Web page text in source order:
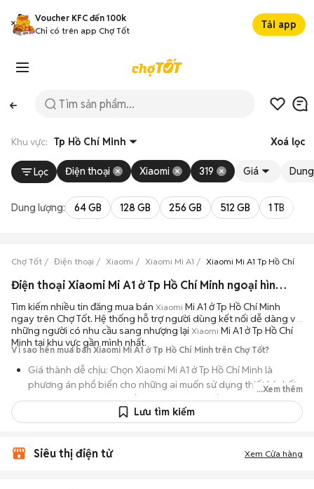
Voucher KFC đến 100k
Chỉ có trên app Chợ Tốt
Tải app
Khu vực: Tp Hồ Chí Minh Xoá lọc
Lọc Điện thoại Xiaomi 319 Giá
Dung lượng: 64 GB 128 GB 256 GB 512 GB 1 TB
Chợ Tốt Điện thoại Xiaomi Xiaomi Mi A1 Xiaomi Mi A1 Tp Hồ Chí
Điện thoại Xiaomi Mi A1 ở Tp Hồ Chí Minh ngoại hình đẹp
Tìm kiếm nhiều tin đăng mua bán Xiaomi Mi A1 ở Tp Hồ Chí Minh
ngay trên Chợ Tốt. Hệ thống hỗ trợ người dùng kết nối dễ dàng với
những người có nhu cầu sang nhượng lại Xiaomi Mi A1 ở Tp Hồ Chí
Minh tại khu vực gần mình nhất.
Vì sao nên mua bán Xiaomi Mi A1 ở Tp Hồ Chí Minh trên Chợ Tốt?
Giá thành dễ chịu: Chọn Xiaomi Mi A1 ở Tp Hồ Chí Minh là
phương án phổ biến cho những ai muốn sử dụng thiết bị chất
lượng nhưng không muốn chi trả mức giá đắt đỏ của máy mới.
Đa dạng người bán: Bạn có thể tìm Xiaomi Mi A1 ở Tp Hồ Chí
đủ các phiên bản dung lượng và màu sắc.
...Xem thêm
Lưu tìm kiếm
Siêu thị điện tử Xem Cửa hàng